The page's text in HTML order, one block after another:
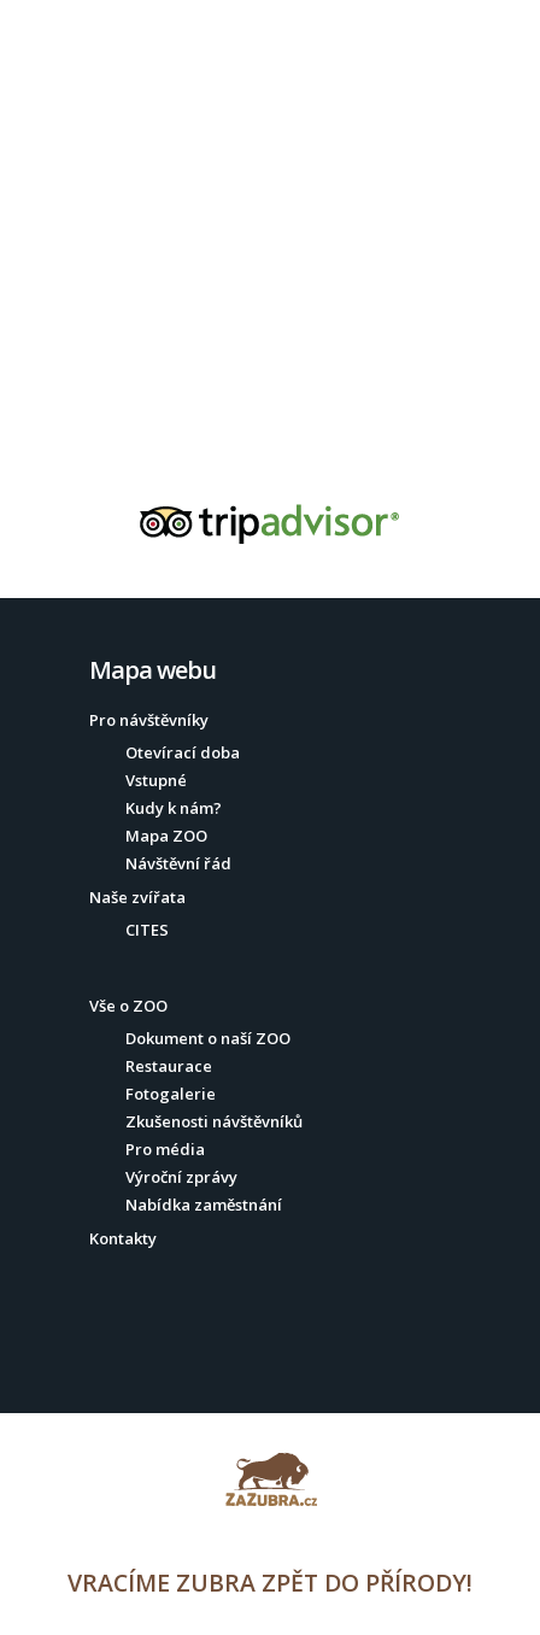
Mapa webu
Pro návštěvníky
Otevírací doba
Vstupné
Kudy k nám?
Mapa ZOO
Návštěvní řád
Naše zvířata
CITES
Vše o ZOO
Dokument o naší ZOO
Restaurace
Fotogalerie
Zkušenosti návštěvníků
Pro média
Výroční zprávy
Nabídka zaměstnání
Kontakty
VRACÍME ZUBRA ZPĚT DO PŘÍRODY!